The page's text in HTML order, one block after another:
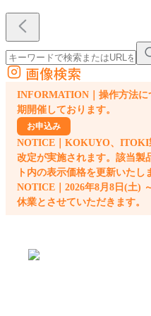
外部サイトの商品をカートに追加
他のサイトで見つけた商品ページのURLを貼
画像検索
INFORMATION｜操作方法
期開催しております。
お申込み
NOTICE｜KOKUYO、ITOKI
改定が実施されます。該当製
ト内の表示価格を更新いたし
NOTICE｜2026年8月8日(土)
休業とさせていただきます。